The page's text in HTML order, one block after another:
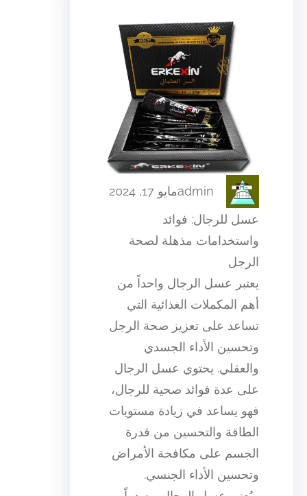
adminمايو 17, 2024
عسل للرجال: فوائد
واستخدامات مذهلة لصحة
الرجل
يعتبر عسل الرجال واحداً من
أهم المكملات الغذائية التي
تساعد على تعزيز صحة الرجل
وتحسين الأداء الجسدي
والعقلي. يحتوي عسل الرجال
على عدة فوائد صحية للرجال،
فهو يساعد في زيادة مستويات
الطاقة والتحسين من قدرة
الجسم على مكافحة الأمراض
وتحسين الأداء الجنسي.